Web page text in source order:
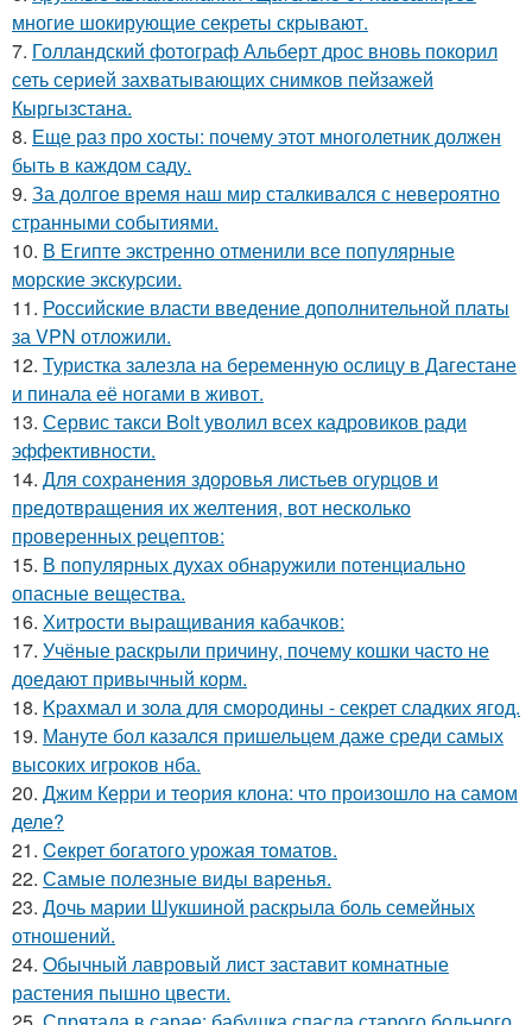
многие шокирующие секреты скрывают.
7. Голландский фотограф Альберт дрос вновь покорил
сеть серией захватывающих снимков пейзажей
Кыргызстана.
8. Еще раз про хосты: почему этот многолетник должен
быть в каждом саду.
9. За долгое время наш мир сталкивался с невероятно
странными событиями.
10. В Египте экстренно отменили все популярные
морские экскурсии.
11. Российские власти введение дополнительной платы
за VPN отложили.
12. Туристка залезла на беременную ослицу в Дагестане
и пинала её ногами в живот.
13. Сервис такси Bolt уволил всех кадровиков ради
эффективности.
14. Для сохранения здоровья листьев огурцов и
предотвращения их желтения, вот несколько
проверенных рецептов:
15. В популярных духах обнаружили потенциально
опасные вещества.
16. Хитрости выращивания кабачков:
17. Учёные раскрыли причину, почему кошки часто не
доедают привычный корм.
18. Kpaxмал и зола для смородины - секрет сладких ягод.
19. Мануте бол казался пришельцем даже среди самых
высоких игроков нба.
20. Джим Керри и теория клона: что произошло на самом
деле?
21. Ceкрет богатого урожая тoматов.
22. Самые полезные виды варенья.
23. Дочь марии Шукшиной раскрыла боль семейных
отношений.
24. Oбычный лавровый лист заставит комнатные
растения пышно цвести.